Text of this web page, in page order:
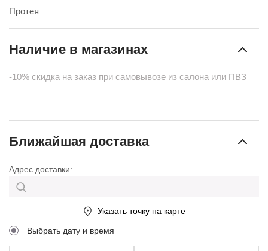
Протея
Наличие в магазинах
-10% скидка на заказ при самовывозе из салона или ПВЗ
Ближайшая доставка
Адрес доставки:
Указать точку на карте
Выбрать дату и время